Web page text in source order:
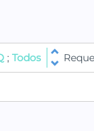
; Todos